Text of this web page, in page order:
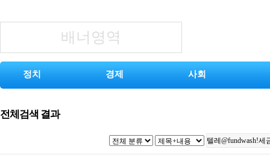
배너영역
정치 경제 사회
전체검색 결과